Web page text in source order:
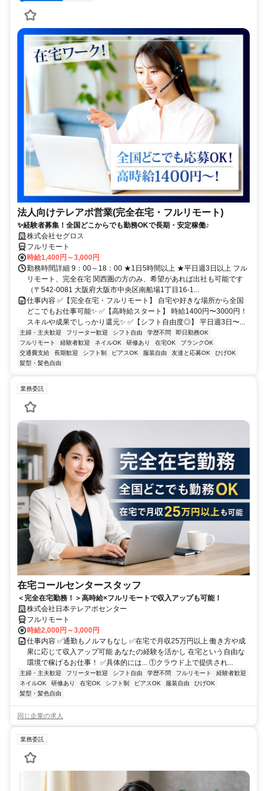
法人向けテレアポ営業(完全在宅・フルリモート)
✨経験者募集！全国どこからでも勤務OKで長期・安定稼働♪
株式会社セグロス
フルリモート
時給1,400円～3,000円
勤務時間詳細 9：00～18：00 ★1日5時間以上 ★平日週3日以上 フル
リモート、完全在宅 関西圏の方のみ、希望があれば出社も可能です
（〒542-0081 大阪府大阪市中央区南船場1丁目16-1...
仕事内容 ✅【完全在宅・フルリモート】 自宅や好きな場所から全国
どこでもお仕事可能✨ ✅【高時給スタート】 時給1400円〜3000円！
スキルや成果でしっかり還元✨ ✅【シフト自由度◎】 平日週3日〜...
主婦・主夫歓迎 フリーター歓迎 シフト自由 学歴不問
即日勤務OK
フルリモート
経験者歓迎 ネイルOK 研修あり 在宅OK
ブランクOK
交通費支給
長期歓迎 シフト制 ピアスOK 服装自由 友達と応募OK
ひげOK
髪型・髪色自由
業務委託
在宅コールセンタースタッフ
＜完全在宅勤務！＞高時給×フルリモートで収入アップも可能！
株式会社日本テレアポセンター
フルリモート
時給2,000円～3,000円
仕事内容 ✅通勤もノルマもなし ✅在宅で月収25万円以上 働き方や成
果に応じて収入アップ可能 あなたの経験を活かし 在宅という自由な
環境で稼げるお仕事！ ✅具体的には... ①クラウド上で提供され...
主婦・主夫歓迎 フリーター歓迎 シフト自由 学歴不問 フルリモート
経験者歓迎
ネイルOK
研修あり 在宅OK シフト制 ピアスOK 服装自由
ひげOK
髪型・髪色自由
同じ企業の求人
業務委託